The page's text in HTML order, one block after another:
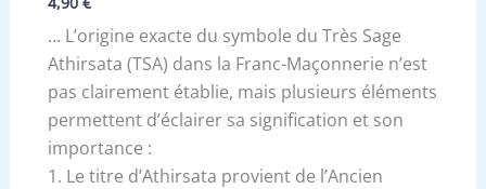
… L’origine exacte du symbole du Très Sage
Athirsata (TSA) dans la Franc-Maçonnerie n’est
pas clairement établie, mais plusieurs éléments
permettent d’éclairer sa signification et son
importance :
1. Le titre d’Athirsata provient de l’Ancien